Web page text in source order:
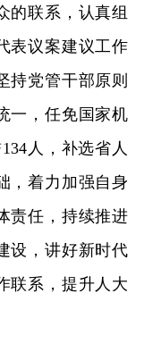
的联系，认真组
表议案建议工作
持党管干部原则
一，任免国家机
人，补选省人
，着力加强自身
责任，持续推进
设，讲好新时代
联系，提升人大